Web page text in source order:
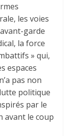
les voies
garde
la force
» qui,
espaces
pas non
politique
par le
avant le coup